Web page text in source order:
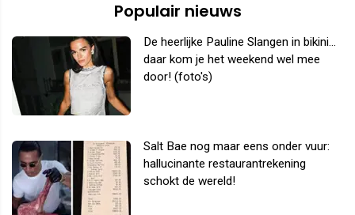
Populair nieuws
De heerlijke Pauline Slangen in bikini...
daar kom je het weekend wel mee
door! (foto's)
Salt Bae nog maar eens onder vuur:
hallucinante restaurantrekening
schokt de wereld!